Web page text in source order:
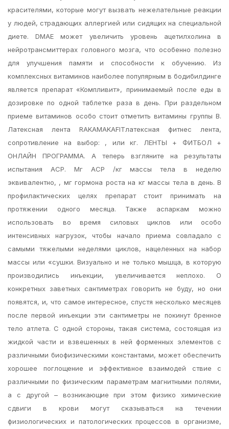
красителями, которые могут вызвать нежелательные реакции
у людей, страдающих аллергией или сидящих на специальной
диете. DMAE может увеличить уровень ацетилхолина в
нейротрансмиттерах головного мозга, что особенно полезно
для улучшения памяти и способности к обучению. Из
комплексных витаминов наиболее популярным в бодибилдинге
является препарат «Компливит», принимаемый после еды в
дозировке по одной таблетке раза в день. При раздельном
приеме витаминов особо стоит отметить витамины группы B.
Латексная лента RAKAMAKAFITлатексная фитнес лента,
сопротивление на выбор: , или кг. ЛЕНТЫ + ФИТБОЛ +
ОНЛАЙН ПРОГРАММА. А теперь взгляните на результаты
испытания АСР. Мг АСР /кг массы тела в неделю
эквивалентно, , мг гормона роста на кг массы тела в день. В
профилактических целях препарат стоит принимать на
протяжении одного месяца. Также аспаркам можно
использовать во время силовых циклов или особо
интенсивных нагрузок, чтобы начало приема совпадало с
самыми тяжелыми неделями циклов, нацеленных на набор
массы или «сушки. Визуально и не только мышца, в которую
производились инъекции, увеличивается неплохо. О
конкретных заветных сантиметрах говорить не буду, но они
появятся, и, что самое интересное, спустя несколько месяцев
после первой инъекции эти сантиметры не покинут бренное
тело атлета. С одной стороны, такая система, состоящая из
жидкой части и взвешенных в ней форменных элементов с
различными биофизическими константами, может обеспечить
хорошее поглощение и эффективное взаимодей ствие с
различными по физическим параметрам магнитными полями,
а с другой – возникающие при этом физико химические
сдвиги в крови могут сказываться на течении
физиологических и патологических процессов в организме,